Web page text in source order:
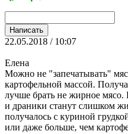
22.05.2018 / 10:07
Елена
Можно не "запечатывать"
картофельной массой.
лучше брать не жирное мясо.
и драники станут слишком
получалось с куриной
или даже больше, чем